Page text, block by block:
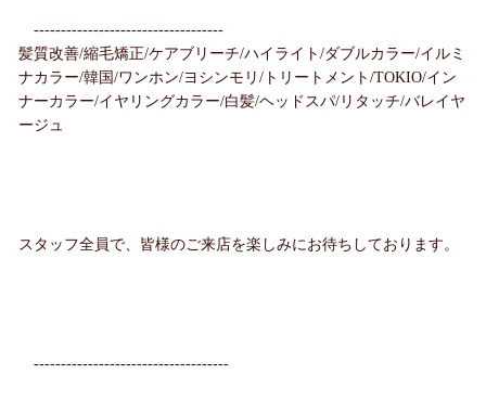
-----------------------------------
髪質改善/縮毛矯正/ケアブリーチ/ハイライト/ダブルカラー/イルミ
ナカラー/韓国/ワンホン/ヨシンモリ/トリートメント/TOKIO/イン
ナーカラー/イヤリングカラー/白髪/ヘッドスパ/リタッチ/バレイヤ
ージュ
スタッフ全員で、皆様のご来店を楽しみにお待ちしております。
------------------------------------